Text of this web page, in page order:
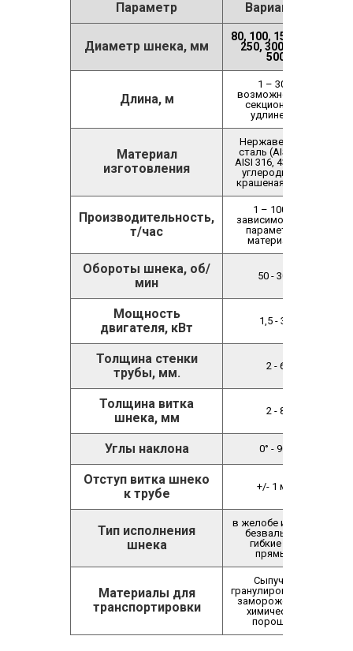
Параметр Варианты
Диаметр шнека, мм
80, 100, 150, 200,
250, 300, 400,
500
Длина, м
1 – 30 с
возможностью
секционного
удлинения
Материал
изготовления
Нержавеющая
сталь (AISI 304,
AISI 316, 430) или
углеродистая
крашеная сталь
Производительность,
т/час
1 – 100 (в
зависимости от
параметров
материала)
Обороты шнека, об/
мин
50 - 300
Мощность
двигателя, кВт
1,5 - 30
Толщина стенки
трубы, мм.
2 - 6
Толщина витка
шнека, мм
2 - 8
Углы наклона 0° - 90°
Отступ витка шнеко
к трубе
+/- 1 мм.
Тип исполнения
шнека
в желобе и трубе;
безвальные;
гибкие или
прямые.
Материалы для
транспортировки
Сыпучие,
гранулированные,
замороженные,
химические,
порошки.